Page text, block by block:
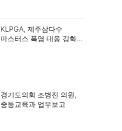
KLPGA, 제주삼다수
마스터스 폭염 대응 강화…
경기도의회 조병진 의원,
중등교육과 업무보고